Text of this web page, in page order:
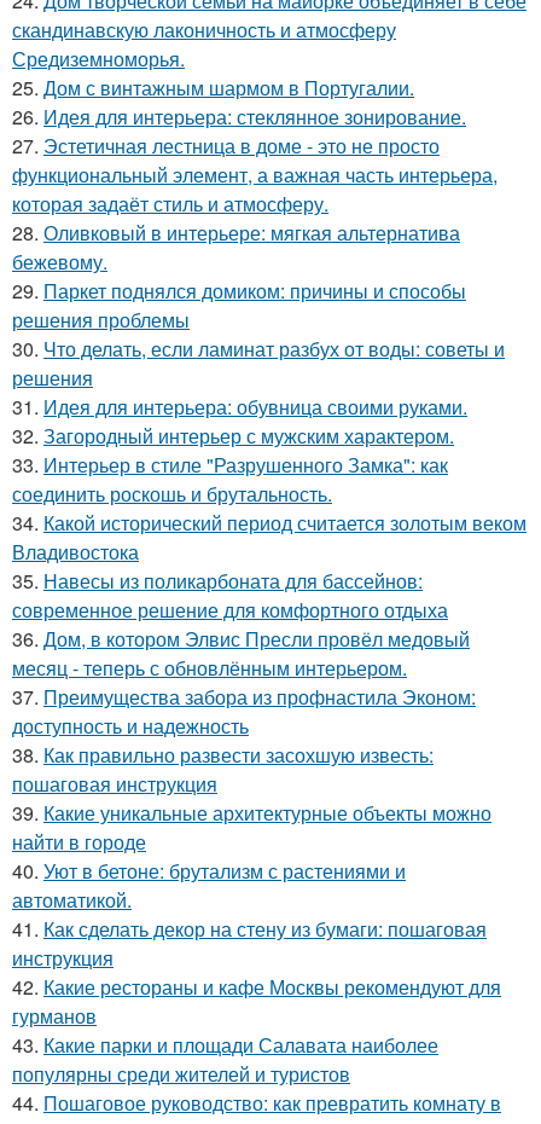
скандинавскую лаконичность и атмосферу
Средиземноморья.
25. Дом с винтажным шармом в Португалии.
26. Идея для интерьера: стеклянное зонирование.
27. Эстетичная лестница в доме - это не просто
функциональный элемент, а важная часть интерьера,
которая задаёт стиль и атмосферу.
28. Оливковый в интерьере: мягкая альтернатива
бежевому.
29. Паркет поднялся домиком: причины и способы
решения проблемы
30. Что делать, если ламинат разбух от воды: советы и
решения
31. Идея для интерьера: обувница своими руками.
32. Загородный интерьер с мужским характером.
33. Интерьер в стиле "Разрушенного Замка": как
соединить роскошь и брутальность.
34. Какой исторический период считается золотым веком
Владивостока
35. Навесы из поликарбоната для бассейнов:
современное решение для комфортного отдыха
36. Дом, в котором Элвис Пресли провёл медовый
месяц - теперь с обновлённым интерьером.
37. Преимущества забора из профнастила Эконом:
доступность и надежность
38. Как правильно развести засохшую известь:
пошаговая инструкция
39. Какие уникальные архитектурные объекты можно
найти в городе
40. Уют в бетоне: брутализм с растениями и
автоматикой.
41. Как сделать декор на стену из бумаги: пошаговая
инструкция
42. Какие рестораны и кафе Москвы рекомендуют для
гурманов
43. Какие парки и площади Салавата наиболее
популярны среди жителей и туристов
44. Пошаговое руководство: как превратить комнату в